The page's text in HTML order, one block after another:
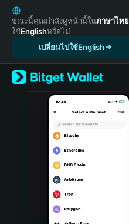
English
日本語
Tiếng Việt
Español (Latinoamérica)
Türkçe
Italiano
Português (Portugal)
Bahasa Indonesia
ขณะนี้คุณกำลังดูหน้านี้ในภาษาไทย
ใช้Englishหรือไม่
เปลี่ยนไปใช้English